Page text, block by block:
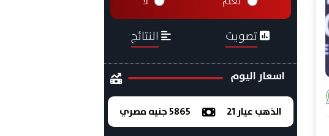
تصويت النتائج
اسعار اليوم
الذهب عيار 21 5865 جنيه مصري